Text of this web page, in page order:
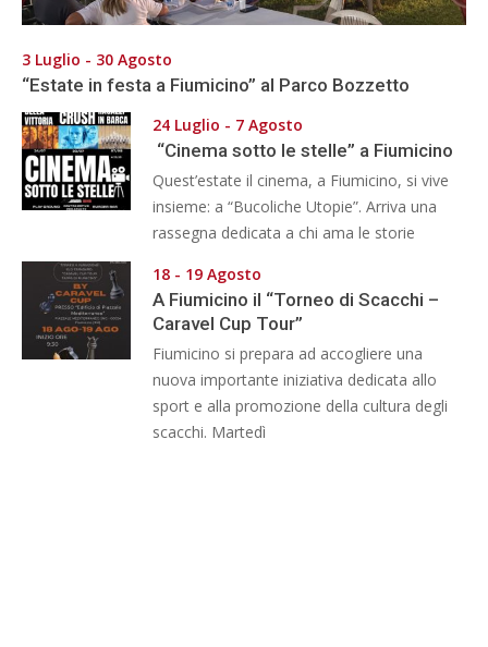
3 Luglio - 30 Agosto
“Estate in festa a Fiumicino” al Parco Bozzetto
24 Luglio - 7 Agosto
“Cinema sotto le stelle” a Fiumicino
Quest’estate il cinema, a Fiumicino, si vive
insieme: a “Bucoliche Utopie”. Arriva una
rassegna dedicata a chi ama le storie
18 - 19 Agosto
A Fiumicino il “Torneo di Scacchi –
Caravel Cup Tour”
Fiumicino si prepara ad accogliere una
nuova importante iniziativa dedicata allo
sport e alla promozione della cultura degli
scacchi. Martedì